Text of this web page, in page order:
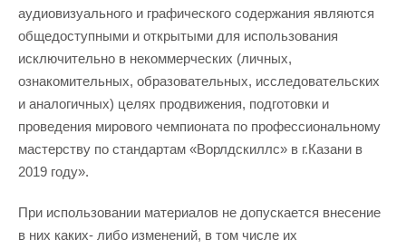
аудиовизуального и графического содержания являются
общедоступными и открытыми для использования
исключительно в некоммерческих (личных,
ознакомительных, образовательных, исследовательских
и аналогичных) целях продвижения, подготовки и
проведения мирового чемпионата по профессиональному
мастерству по стандартам «Ворлдскиллс» в г.Казани в
2019 году».
При использовании материалов не допускается внесение
в них каких- либо изменений, в том числе их